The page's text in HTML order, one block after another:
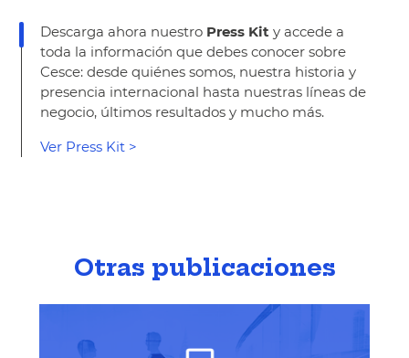
Descarga ahora nuestro Press Kit y accede a
toda la información que debes conocer sobre
Cesce: desde quiénes somos, nuestra historia y
presencia internacional hasta nuestras líneas de
negocio, últimos resultados y mucho más.
Ver Press Kit >
Otras publicaciones